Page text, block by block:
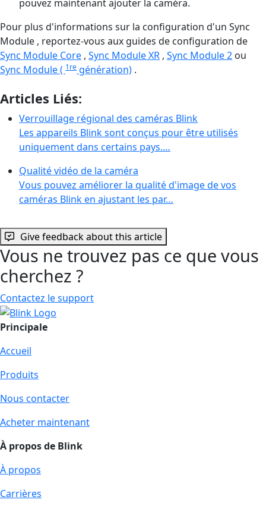
pouvez maintenant ajouter la caméra.
Pour plus d'informations sur la configuration d'un Sync
Module , reportez-vous aux guides de configuration de
Sync Module Core , Sync Module XR , Sync Module 2 ou
Sync Module ( 1re génération) .
Articles Liés:
Verrouillage régional des caméras Blink
Les appareils Blink sont conçus pour être utilisés
uniquement dans certains pays.…
Qualité vidéo de la caméra
Vous pouvez améliorer la qualité d'image de vos
caméras Blink en ajustant les par…
Give feedback about this article
Vous ne trouvez pas ce que vous
cherchez ?
Contactez le support
Principale
Accueil
Produits
Nous contacter
Acheter maintenant
À propos de Blink
À propos
Carrières